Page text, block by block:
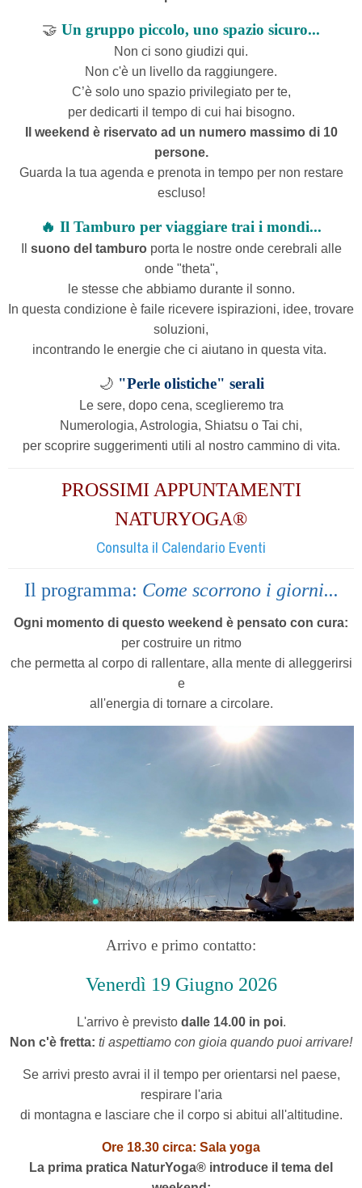
🤝 Un gruppo piccolo, uno spazio sicuro...
Non ci sono giudizi qui.
Non c'è un livello da raggiungere.
C’è solo uno spazio privilegiato per te,
per dedicarti il tempo di cui hai bisogno.
Il weekend è riservato ad un numero massimo di 10
persone.
Guarda la tua agenda e prenota in tempo per non restare
escluso!
🔥 Il Tamburo per viaggiare trai i mondi...
suono del tamburoporta le nostre onde cerebrali alle
onde "theta",
le stesse che abbiamo durante il sonno.
In questa condizione è faile ricevere ispirazioni, idee, trovare
soluzioni,
incontrando le energie che ci aiutano in questa vita.
🌙 "Perle olistiche" serali
Le sere, dopo cena, sceglieremo tra
Numerologia, Astrologia, Shiatsu o Tai chi,
per scoprire suggerimenti utili al nostro cammino di vita.
PROSSIMI APPUNTAMENTI
NATURYOGA®
Consulta il Calendario Eventi
Il programma: Come scorrono i giorni...
Ogni momento di questo weekend è pensato con cura:
per costruire un ritmo
che permetta al corpo di rallentare, alla mente di alleggerirsi
e
all'energia di tornare a circolare.
Arrivo e primo contatto:
Venerdì 19 Giugno 2026
L'arrivo è previsto dalle 14.00 in poi.
Non c'è fretta: ti aspettiamo con gioia quando puoi arrivare!
Se arrivi presto avrai il il tempo per orientarsi nel paese,
respirare l'aria
di montagna e lasciare che il corpo si abitui all'altitudine.
Ore 18.30 circa: Sala yoga
La prima pratica NaturYoga® introduce il tema del